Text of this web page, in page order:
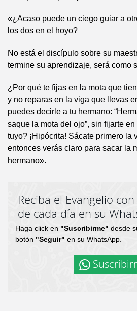
«¿Acaso puede un ciego guiar a
los dos en el hoyo?
No está el discípulo sobre su
termine su aprendizaje, será como
¿Por qué te fijas en la mota que
y no reparas en la viga que llevas
puedes decirle a tu hermano:
saque la mota del ojo”, sin fijarte
tuyo? ¡Hipócrita! Sácate primero la
entonces verás claro para sacar la
hermano».
Reciba el Evangelio
de cada día en su
Haga click en "Suscribirme" desde
botón "Seguir" en su WhatsApp.